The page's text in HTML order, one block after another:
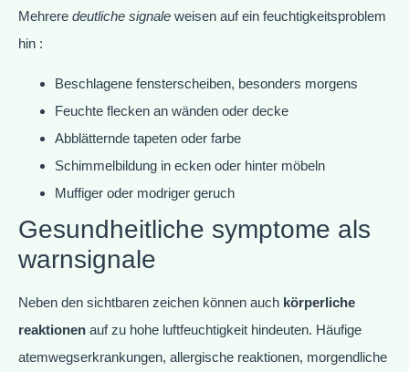
Mehrere deutliche signale weisen auf ein feuchtigkeitsproblem
hin :
Beschlagene fensterscheiben, besonders morgens
Feuchte flecken an wänden oder decke
Abblätternde tapeten oder farbe
Schimmelbildung in ecken oder hinter möbeln
Muffiger oder modriger geruch
Gesundheitliche symptome als
warnsignale
Neben den sichtbaren zeichen können auch körperliche
reaktionen auf zu hohe luftfeuchtigkeit hindeuten. Häufige
atemwegserkrankungen, allergische reaktionen, morgendliche